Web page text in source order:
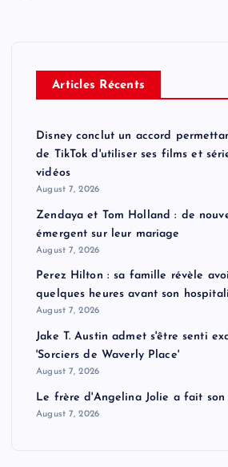
Articles Récents
Disney conclut un accord
de TikTok d'utiliser ses films et
vidéos
August 7, 2026
Zendaya et Tom Holland : de
émergent sur leur mariage
August 7, 2026
Perez Hilton : sa famille révèle
quelques heures avant son
August 7, 2026
Jake T. Austin admet s'être senti
'Sorciers de Waverly Place'
August 7, 2026
Le frère d'Angelina Jolie a fait
August 7, 2026